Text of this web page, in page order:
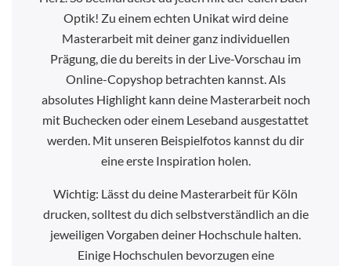
Optik! Zu einem echten Unikat wird deine
Masterarbeit mit deiner ganz individuellen
Prägung, die du bereits in der Live-Vorschau im
Online-Copyshop betrachten kannst. Als
absolutes Highlight kann deine Masterarbeit noch
mit Buchecken oder einem Leseband ausgestattet
werden. Mit unseren Beispielfotos kannst du dir
eine erste Inspiration holen.
Wichtig: Lässt du deine Masterarbeit für Köln
drucken, solltest du dich selbstverständlich an die
jeweiligen Vorgaben deiner Hochschule halten.
Einige Hochschulen bevorzugen eine